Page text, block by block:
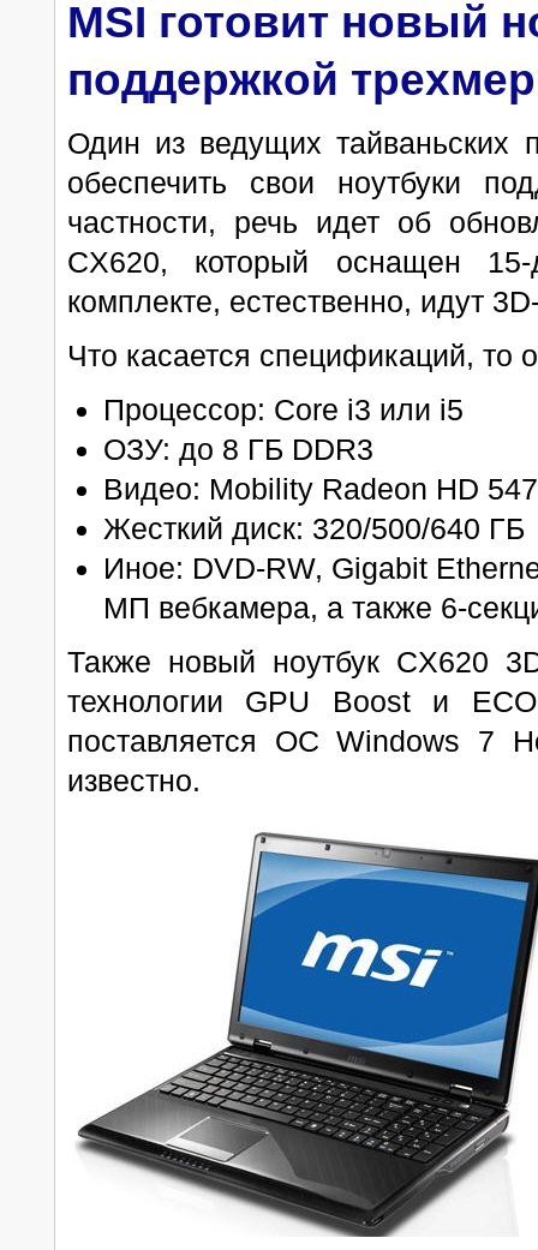
MSI готовит новый
поддержкой
Один из ведущих тайваньских
обеспечить свои ноутбуки
частности, речь идет об
CX620, который оснащен
комплекте, естественно, идут
Что касается спецификаций, то
Процессор: Core i3 или i5
ОЗУ: до 8 ГБ DDR3
Видео: Mobility Radeon HD
Жесткий диск: 320/500/640 ГБ
Иное: DVD-RW, Gigabit
МП вебкамера, а также 6-
Также новый ноутбук CX620
технологии GPU Boost и
поставляется ОС Windows 7
известно.